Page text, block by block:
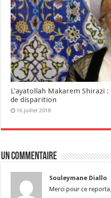
L’ayatollah Makarem Shirazi
de disparition
16 juillet 2018
Un commentaire
Souleymane Diallo
Merci pour ce